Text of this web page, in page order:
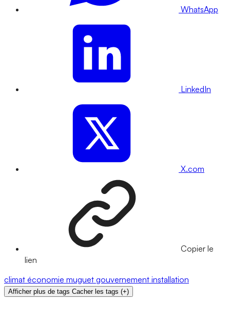
WhatsApp
LinkedIn
X.com
Copier le
lien
climat économie muguet gouvernement installation
Afficher plus de tags Cacher les tags (+)